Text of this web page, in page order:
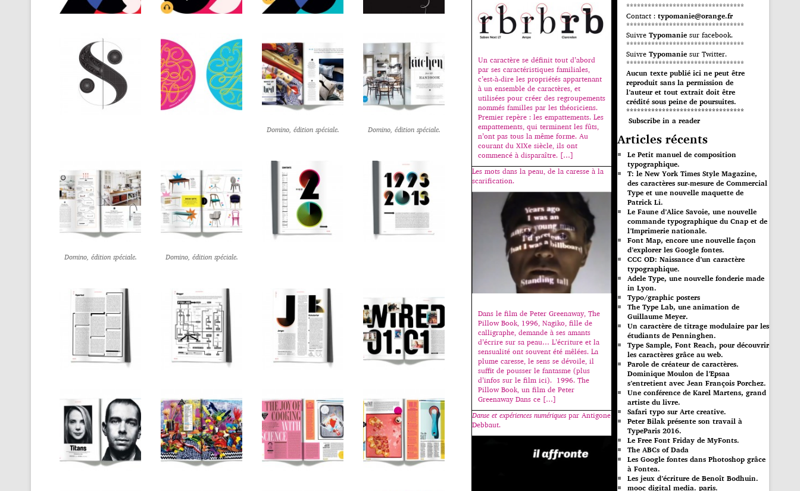
Domino, édition spéciale. Domino, édition spéciale.
Domino, édition spéciale. Domino, édition spéciale.
Un caractère se définit tout d’abord
par ses caractéristiques familiales,
c’est-à-dire les propriétés appartenant
à un ensemble de caractères, et
utilisées pour créer des regroupements
nommés familles par les théoriciens.
Premier repère : les empattements. Les
empattements, qui terminent les fûts,
n’ont pas tous la même forme. Au
courant du XIXe siècle, ils ont
commencé à disparaître. […]
Les mots dans la peau, de la caresse à la
scarification.
Dans le film de Peter Greenaway, The
Pillow Book, 1996, Nagiko, fille de
calligraphe, demande à ses amants
d’écrire sur sa peau… L’écriture et la
sensualité ont souvent été mêlées. La
plume caresse, le sens se dévoile, il
suffit de pousser le fantasme (plus
d’infos sur le film ici). 1996. The
Pillow Book, un film de Peter
Greenaway Dans ce […]
Danse et expériences numériques par Antigone
Debbaut.
*********************************
Contact : typomanie@orange.fr
*********************************
Suivre Typomanie sur facebook.
*********************************
Suivre Typomanie sur Twitter.
*********************************
Aucun texte publié ici ne peut être
reproduit sans la permission de
l’auteur et tout extrait doit être
crédité sous peine de poursuites.
*********************************
Subscribe in a reader
Articles récents
Le Petit manuel de composition
typographique.
T: le New York Times Style Magazine,
des caractères sur-mesure de Commercial
Type et une nouvelle maquette de
Patrick Li.
Le Faune d’Alice Savoie, une nouvelle
commande typographique du Cnap et de
l’Imprimerie nationale.
Font Map, encore une nouvelle façon
d’explorer les Google fontes.
CCC OD: Naissance d’un caractère
typographique.
Adele Type, une nouvelle fonderie made
in Lyon.
Typo/graphic posters
The Type Lab, une animation de
Guillaume Meyer.
Un caractère de titrage modulaire par les
étudiants de Penninghen.
Type Sample, Font Reach, pour découvrir
les caractères grâce au web.
Parole de créateur de caractères.
Dominique Moulon de l’Epsaa
s’entretient avec Jean François Porchez.
Une conférence de Karel Martens, grand
artiste du livre.
Safari typo sur Arte creative.
Peter Bilak présente son travail à
TypeParis 2016.
Le Free Font Friday de MyFonts.
The ABCs of Dada
Les Google fontes dans Photoshop grâce
à Fontea.
Les jeux d’écriture de Benoît Bodhuin.
mooc digital media. paris.